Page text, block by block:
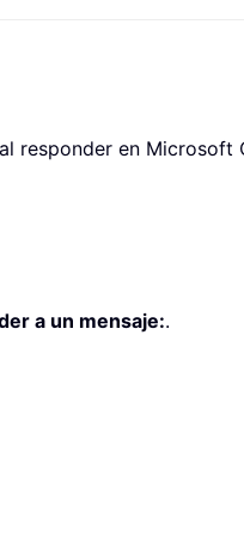
responder en Microsoft
a un mensaje:.